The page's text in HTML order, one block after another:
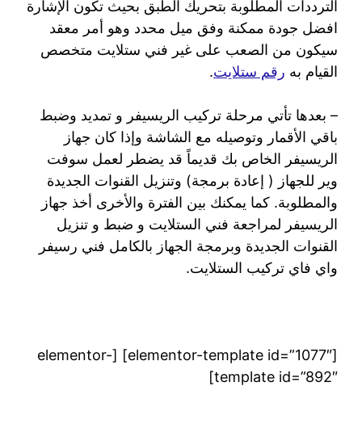
الترددات المطلوبة بتحريك الطبق بحيث تكون الإشارة
افضل جودة ممكنة وفق ميل محدد وهو أمر معقد
سيكون من الصعب على غير فني ستلايت متخصص
القيام به رقم ستلايت.
– بعدها تأتي مرحلة تركيب الريسيفر و تمديد وضبط
باقي الأقمار وتوصيله مع الشاشة وإذا كان جهاز
الريسيفر الخاص بك قديماً قد يضطر لعمل سوفت
وير للجهاز ( إعادة برمجة) وتنزيل القنوات الجديدة
والمطلوبة. كما يمكنك بين الفترة والأخرى أخذ جهاز
الريسيفر لمراجعة فني الستلايت و ضبط و تنزيل
القنوات الجديدة وبرمجة الجهاز بالكامل فني رسيفر
واي فاي تركيب الستلايت.
[elementor-template id=”1077″] [elementor-
template id=”892″]